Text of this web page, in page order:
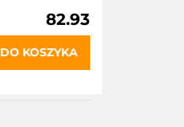
82.93
DO KOSZYKA